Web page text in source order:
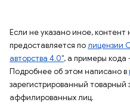
Если не указано иное, контент
предоставляется полицензии
авторства 4.0", а примеры кода
Подробнее об этом написано в
зарегистрированный
аффилированных лиц.